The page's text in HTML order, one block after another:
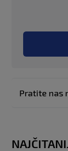
Pratite nas